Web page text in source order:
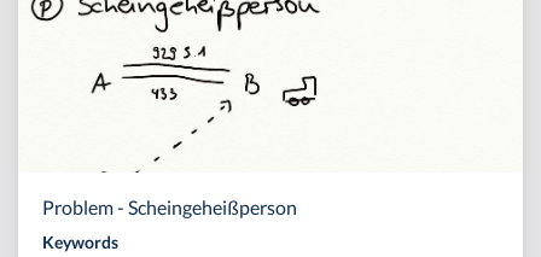
Problem - Scheingeheißperson
Keywords